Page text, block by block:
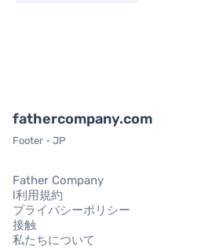
fathercompany.com
Footer - JP
Father Company
l利用規約
プライバシーポリシー
接触
私たちについて